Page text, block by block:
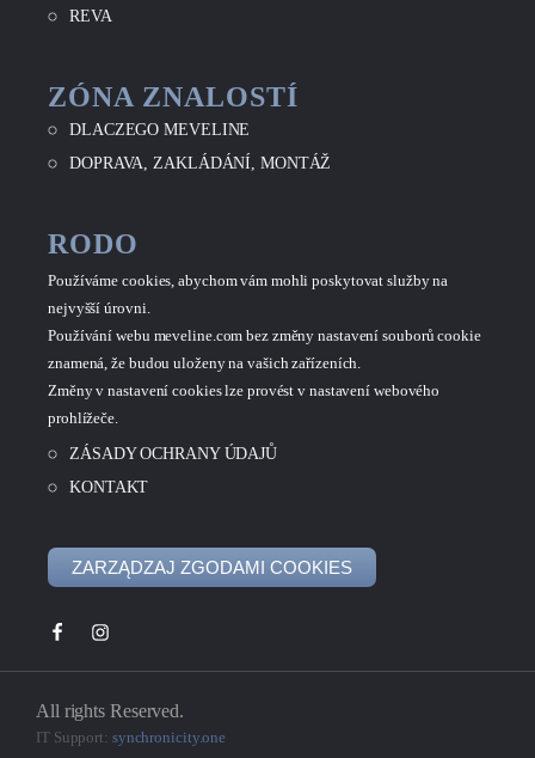
REVA
ZÓNA ZNALOSTÍ
DLACZEGO MEVELINE
DOPRAVA, ZAKLÁDÁNÍ, MONTÁŽ
RODO
Používáme cookies, abychom vám mohli poskytovat služby na
nejvyšší úrovni.
Používání webu meveline.com bez změny nastavení souborů cookie
znamená, že budou uloženy na vašich zařízeních.
Změny v nastavení cookies lze provést v nastavení webového
prohlížeče.
ZÁSADY OCHRANY ÚDAJŮ
KONTAKT
ZARZĄDZAJ ZGODAMI COOKIES
All rights Reserved.
IT Support: synchronicity.one